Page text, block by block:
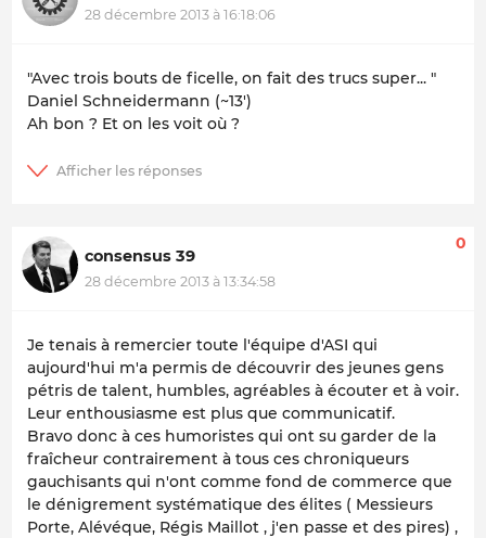
28 décembre 2013 à 16:18:06
"Avec trois bouts de ficelle, on fait des trucs super... "
Daniel Schneidermann (~13')
Ah bon ? Et on les voit où ?
consensus 39
28 décembre 2013 à 13:34:58
0
Je tenais à remercier toute l'équipe d'ASI qui
aujourd'hui m'a permis de découvrir des jeunes gens
pétris de talent, humbles, agréables à écouter et à voir.
Leur enthousiasme est plus que communicatif.
Bravo donc à ces humoristes qui ont su garder de la
fraîcheur contrairement à tous ces chroniqueurs
gauchisants qui n'ont comme fond de commerce que
le dénigrement systématique des élites ( Messieurs
Porte, Alévéque, Régis Maillot , j'en passe et des pires) ,